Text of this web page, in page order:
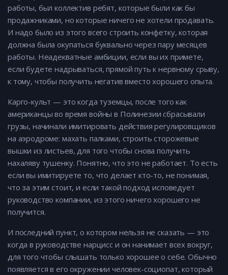
работы, был коллектив ребят, которые были как бы
продажниками, но которые ничего не хотели продавать.
И надо было из этого всего строить конфетку, которая
должна была окупаться буквально через пару месяцев
работы. Неадекватные амбиции, если вы их примете,
если будете надрываться, прямой путь к нервному срыву,
к тому, чтобы получить негатив вместо хорошего опыта.
Карго-культ — это когда туземцы, после того как
американцы во время войны в Полинезии сбрасывали
грузы, начинали имитировать действия регулировщиков
на аэродроме: махать палками, строить сторожевые
вышки из листьев, для того чтобы снова получить
нахаляву тушенку. Понятно, что это не работает. То есть
если вы имитируете то, что делает кто-то, не понимая,
что за этим стоит, и если такой подход исповедует
руководство компании, из этого ничего хорошего не
получится.
И последний пункт, о котором нельзя не сказать — это
когда в руководстве нарцисс и он нанимает всех вокруг,
для того чтобы слышать только хорошее о себе. Обычно
появляется в его окружении человек-социопат, который